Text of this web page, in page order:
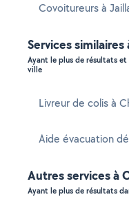
Covoitureurs à
Services
Ayant le plus de résultats
ville
Livreur de colis à
Aide évacuation
Autres services à
Ayant le plus de résultats